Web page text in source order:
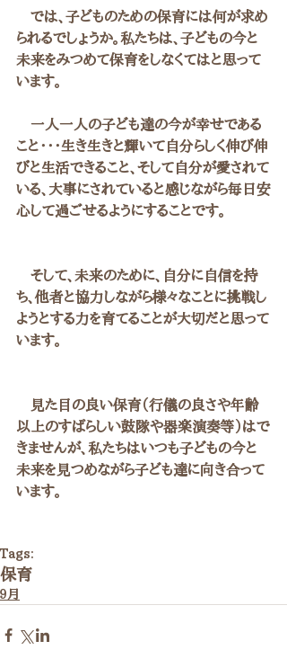
では、子どものための保育には何が求め
られるでしょうか。私たちは、子どもの今と
未来をみつめて保育をしなくてはと思って
います。
一人一人の子ども達の今が幸せである
こと・・・生き生きと輝いて自分らしく伸び伸
びと生活できること、そして自分が愛されて
いる、大事にされていると感じながら毎日安
心して過ごせるようにすることです。
そして、未来のために、自分に自信を持
ち、他者と協力しながら様々なことに挑戦し
ようとする力を育てることが大切だと思って
います。
見た目の良い保育（行儀の良さや年齢
以上のすばらしい鼓隊や器楽演奏等）はで
きませんが、私たちはいつも子どもの今と
未来を見つめながら子ども達に向き合って
います。
Tags:
保育
９月